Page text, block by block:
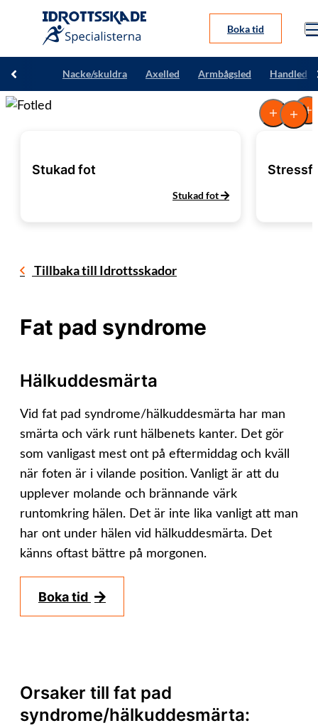
Våra behandlingar
Boka tid
Nacke/skuldra Axelled Armbågsled Handled
Stukad fot
Stukad fot
Tillbaka till Idrottsskador
Fat pad syndrome
Hälkuddesmärta
Vid fat pad syndrome/hälkuddesmärta har man
smärta och värk runt hälbenets kanter. Det gör
som vanligast mest ont på eftermiddag och kväll
när foten är i vilande position. Vanligt är att du
upplever molande och brännande värk
runtomkring hälen. Det är inte lika vanligt att man
har ont under hälen vid hälkuddesmärta. Det
känns oftast bättre på morgonen.
Boka tid
Orsaker till fat pad
syndrome/hälkuddesmärta: